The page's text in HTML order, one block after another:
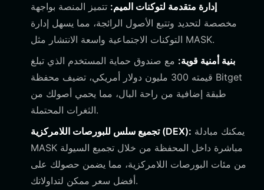
إدارة متقدمة لتوكنات الميم: تتميز المنصة بواجهة
مخصصة لتحديد وتتبع الأصول الرائجة، مما يسهل إدارة
التوكنات الاجتماعية واسعة الانتشار مثل MASK.
بنية أمنية قوية: مع صندوق حماية المستخدم الذي تبلغ
قيمته 300 مليون دولار أمريكي، تضيف محفظة Bitget
طبقة إضافية من راحة البال، مما يحمي أصولك من
الثغرات المحتملة.
تجميع سلس للبورصات اللامركزية (DEX):
MASK مباشرة داخل المحفظة من خلال تجميع السيولة
من مئات البورصات اللامركزية، مما يضمن حصولك على
أفضل سعر ممكن لتداولاتك.